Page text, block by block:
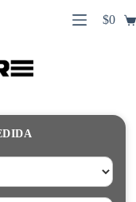
Carro
$0